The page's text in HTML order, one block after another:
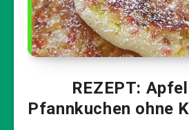
REZEPT:
Pfannkuchen ohne